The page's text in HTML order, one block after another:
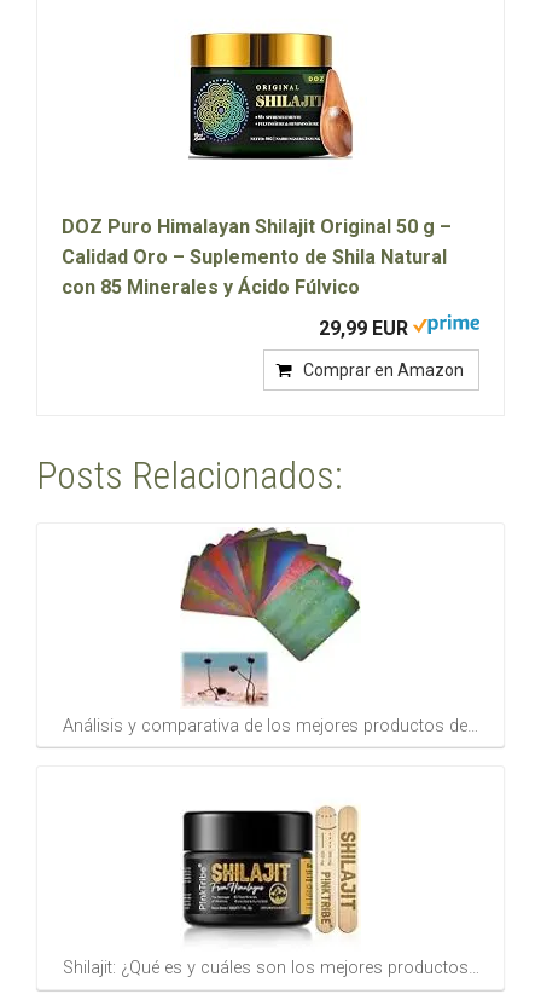
DOZ Puro Himalayan Shilajit Original 50 g –
Calidad Oro – Suplemento de Shila Natural
con 85 Minerales y Ácido Fúlvico
29,99 EUR
Comprar en Amazon
Posts Relacionados:
Análisis y comparativa de los mejores productos de…
Shilajit: ¿Qué es y cuáles son los mejores productos…